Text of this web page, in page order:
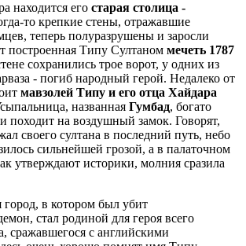
находится его старая столица -
то крепкие стены, отражавшие
теперь полуразрушены и заросли
построенная Типу Султаном мечеть 1787
сохранились трое ворот, у одних из
- погиб народный герой. Недалеко от
мавзолей Типу и его отца Хайдара
названная Гумбад, богато
походит на воздушный замок. Говорят,
своего султана в последний путь, небо
сильнейшей грозой, а в палаточном
утверждают историки, молния сразила
в котором был убит
стал родиной для героя всего
сражавшегося с английскими